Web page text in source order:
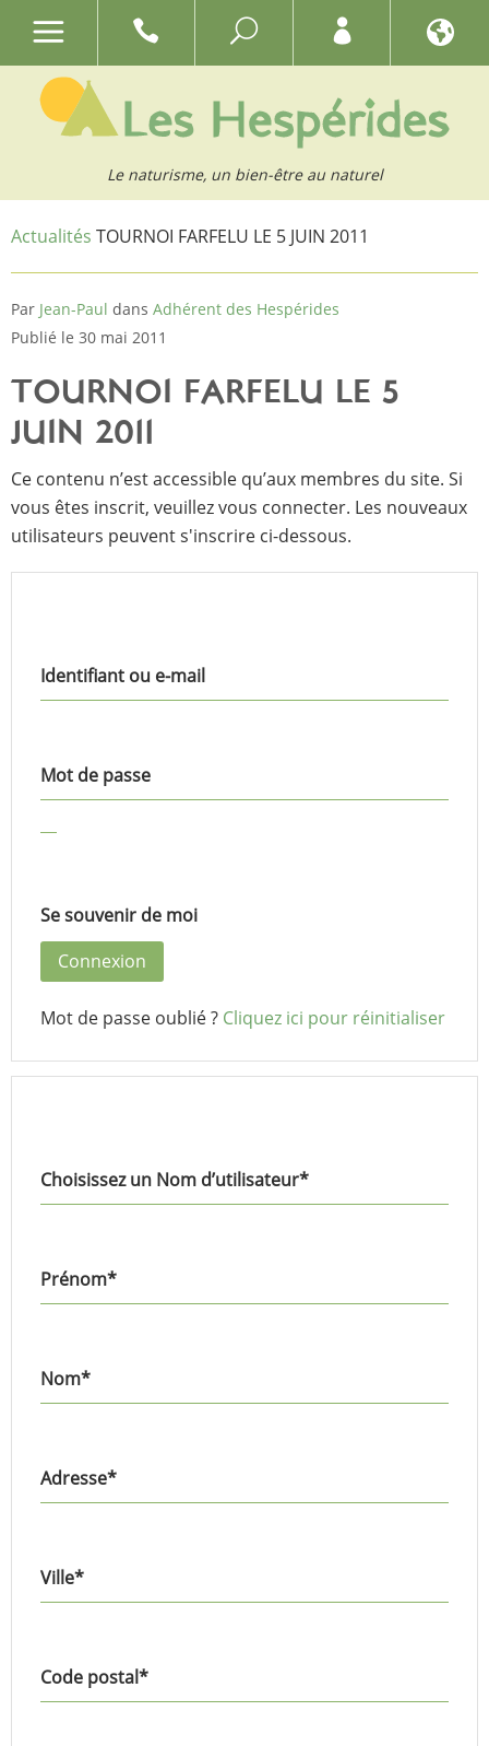
Le naturisme, un bien-être au naturel
Actualités TOURNOI FARFELU LE 5 JUIN 2011
Par Jean-Paul dans Adhérent des Hespérides
Publié le 30 mai 2011
TOURNOI FARFELU LE 5
JUIN 2011
Ce contenu n’est accessible qu’aux membres du site. Si
vous êtes inscrit, veuillez vous connecter. Les nouveaux
utilisateurs peuvent s'inscrire ci-dessous.
Identifiant ou e-mail
Mot de passe
Se souvenir de moi
Mot de passe oublié ? Cliquez ici pour réinitialiser
Choisissez un Nom d’utilisateur*
Prénom*
Nom*
Adresse*
Ville*
Code postal*